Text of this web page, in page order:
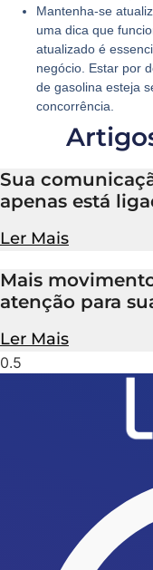
Mantenha-se
uma dica que
atualizado é
negócio. Estar por
de gasolina esteja
concorrência.
Sua
apenas está
Ler Mais
Mais
atenção para
Ler Mais